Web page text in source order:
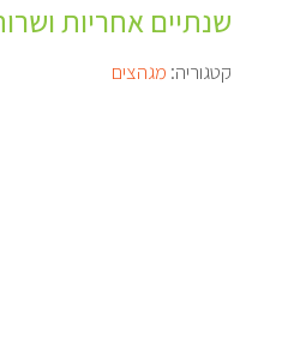
שנתיים אחריות
קטגוריה: מגהצים